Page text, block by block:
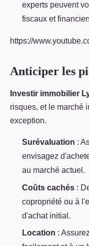
experts peuvent
fiscaux et
https://
Anticiper les
Investir immobilier
risques, et le marché
exception.
Surévaluation :
envisagez
au marché actuel.
Coûts cachés :
copropriété ou à
d'achat initial.
Location :